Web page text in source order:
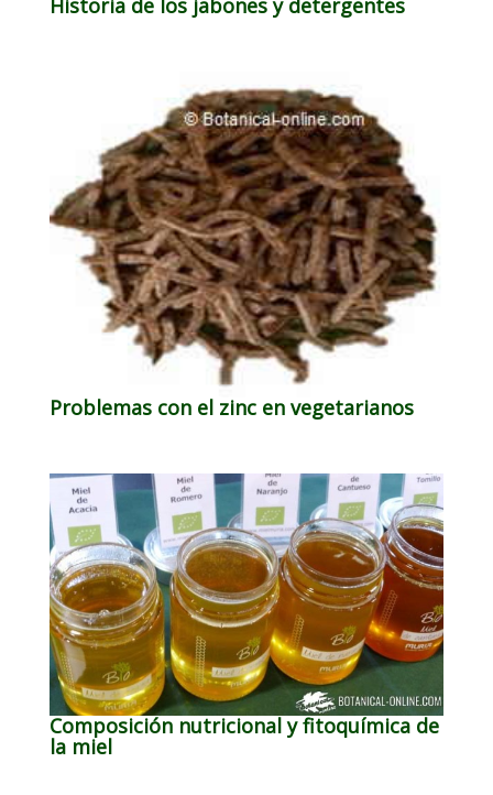
Historia de los jabones y detergentes
Problemas con el zinc en vegetarianos
Composición nutricional y fitoquímica de
la miel